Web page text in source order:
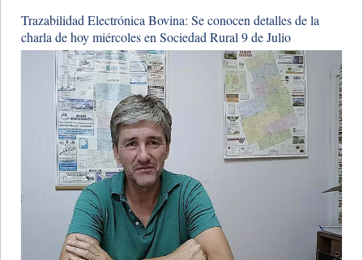
Trazabilidad Electrónica Bovina: Se conocen detalles de la
charla de hoy miércoles en Sociedad Rural 9 de Julio